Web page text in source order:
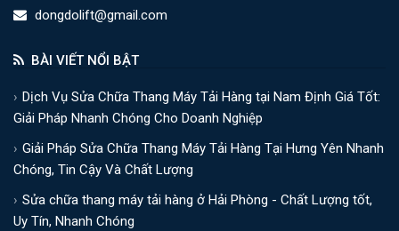
dongdolift@gmail.com
BÀI VIẾT NỔI BẬT
Dịch Vụ Sửa Chữa Thang Máy Tải Hàng tại Nam Định Giá Tốt:
Giải Pháp Nhanh Chóng Cho Doanh Nghiệp
Giải Pháp Sửa Chữa Thang Máy Tải Hàng Tại Hưng Yên Nhanh
Chóng, Tin Cậy Và Chất Lượng
Sửa chữa thang máy tải hàng ở Hải Phòng - Chất Lượng tốt,
Uy Tín, Nhanh Chóng